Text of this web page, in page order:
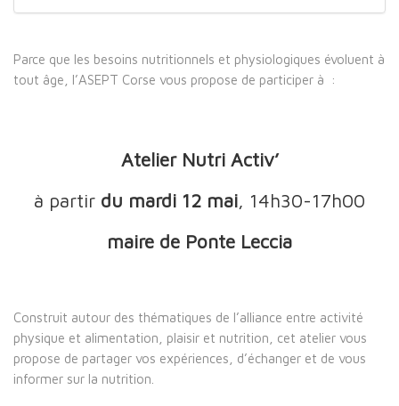
Parce que les besoins nutritionnels et physiologiques évoluent à
tout âge, l’ASEPT Corse vous propose de participer à :
Atelier Nutri Activ’
à partir du mardi 12 mai , 14h30-17h00
maire de Ponte Leccia
Construit autour des thématiques de l’alliance entre activité
physique et alimentation, plaisir et nutrition, cet atelier vous
propose de partager vos expériences, d’échanger et de vous
informer sur la nutrition.